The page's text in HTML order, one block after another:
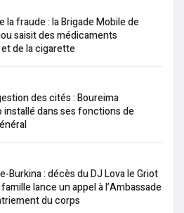
la fraude : la Brigade Mobile de
saisit des médicaments
de la cigarette
des cités : Boureima
installé dans ses fonctions de
Burkina : décès du DJ Lova le Griot
famille lance un appel à l’Ambassade
du corps